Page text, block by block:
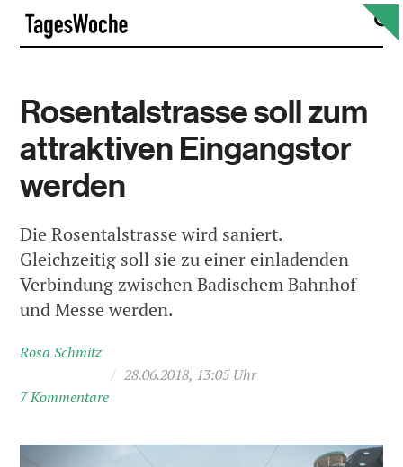
Skip
content
Rosentalstrasse soll zum
attraktiven Eingangstor
werden
Die Rosentalstrasse wird saniert.
Gleichzeitig soll sie zu einer einladenden
Verbindung zwischen Badischem Bahnhof
und Messe werden.
Rosa Schmitz
/ 28.06.2018, 13:05 Uhr
7 Kommentare